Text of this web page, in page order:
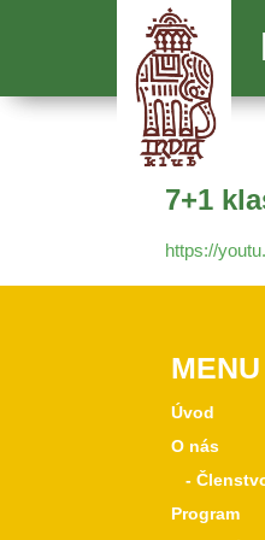
7+1
https://
MENU
Úvod
O nás
-
Program